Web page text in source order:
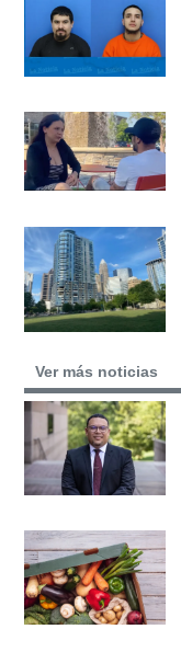
Ver más noticias